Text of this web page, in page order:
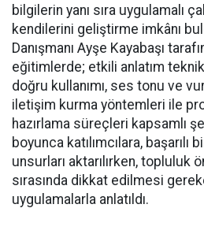
bilgilerin yanı sıra uygulamalı
kendilerini geliştirme imkânı
Danışmanı Ayşe Kayabaşı
eğitimlerde; etkili anlatım
doğru kullanımı, ses tonu ve
iletişim kurma yöntemleri ile
hazırlama süreçleri kapsamlı
boyunca katılımcılara, başarılı
unsurları aktarılırken, topluluk
sırasında dikkat edilmesi
uygulamalarla anlatıldı.